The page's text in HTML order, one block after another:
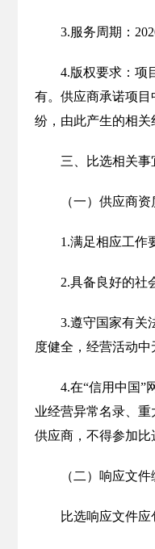
3.服务周期：
4.版权要求：项目
有。供应商承诺项目
纷，由此产生的相关
三、比选相关事
（一）供应商资
1.满足相应工作要
2.具备良好的社会
3.遵守国家有关法
度健全，经营活动中
4.在“信用中国”网
业经营异常名录、
供应商，不得参加比
（二）响应文件
比选响应文件应